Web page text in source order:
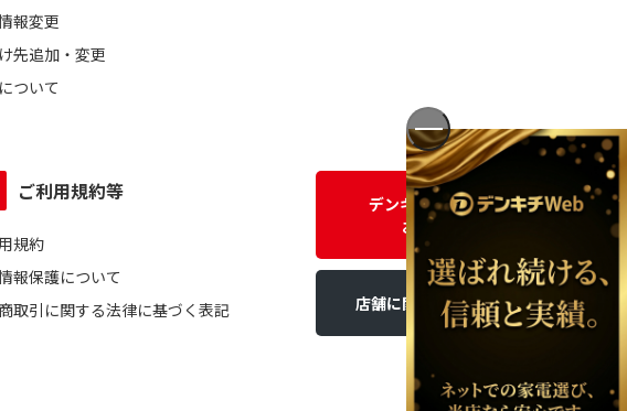
報変更
先追加・変更
ついて
ご利用規約等
規約
報保護について
取引に関する法律に基づく表記
デンキチWEBに関する
お問い合わせ
店舗に関するお問い合わせ